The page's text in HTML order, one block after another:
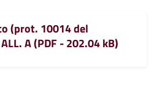
(prot. 10014 del
A (PDF - 202.04 kB)